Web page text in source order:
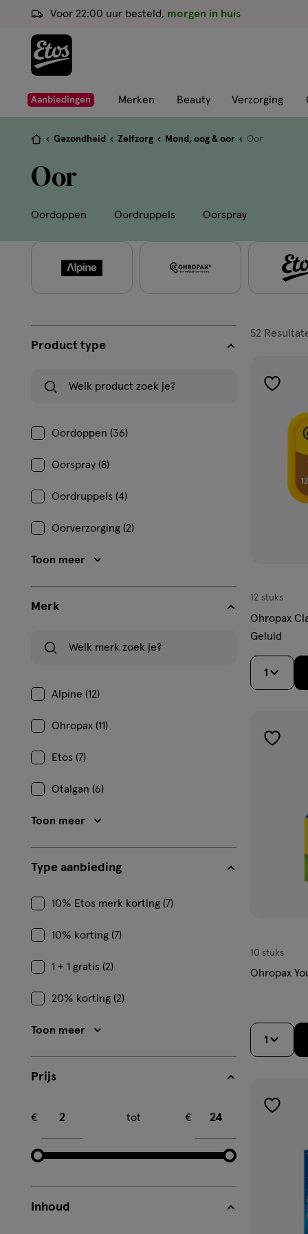
ga
de
hoofd
ga
naar
de
ga
naar
Voor 22:00 uur besteld, morgen in huis
Aanbiedingen Merken Beauty Verzorging
Je
hier:
Gezondheid Zelfzorg Mond, oog & oor Oor
Oor
Oordoppen Oordruppels Oorspray
filters
Product type
Oordoppen (36)
Oorspray (8)
Oordruppels (4)
Oorverzorging (2)
Toon meer
Merk
Alpine (12)
Ohropax (11)
Etos (7)
Otalgan (6)
Toon meer
Type aanbieding
10% Etos merk korting (7)
10% korting (7)
1 + 1 gratis (2)
20% korting (2)
Toon meer
Prijs
€
tot
€
Inhoud
52
12 stuks
Ohropax
Geluid
1
10 stuks
Ohropax
1